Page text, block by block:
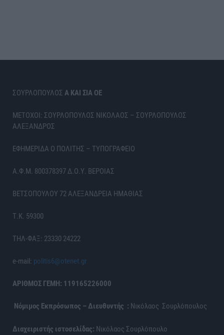
ΣΟΥΡΛΟΠΟΥΛΟΣ Α ΚΑΙ ΣΙΑ ΟΕ
ΜΕΤΟΧΟΙ: ΣΟΥΡΛΟΠΟΥΛΟΣ ΝΙΚΟΛΑΟΣ – ΣΟΥΡΛΟΠΟΥΛΟΣ
ΑΛΕΞΑΝΔΡΟΣ
ΕΦΗΜΕΡΙΔΑ Ο ΠΟΛΙΤΗΣ – ΤΥΠΟΓΡΑΦΕΙΟ
Α.Φ.Μ. 800378397 Δ.Ο.Υ. ΒΕΡΟΙΑΣ
ΒΕΤΣΟΠΟΥΛΟΥ 72 ΑΛΕΞΑΝΔΡΕΙΑ ΗΜΑΘΙΑΣ
Τ.Κ. 59300
ΤΗΛ-ΦΑΞ: 23330 24222
e-mail: politis6@otenet.gr
ΑΡΙΘΜΟΣ ΓΕΜΗ: 119165226000
Νόμιμος Εκπρόσωπος – Διευθυντής : Νικόλαος Σουρλόπουλος
Διαχειριστής ιστοσελίδας: Νικόλαος Σουρλόπουλο